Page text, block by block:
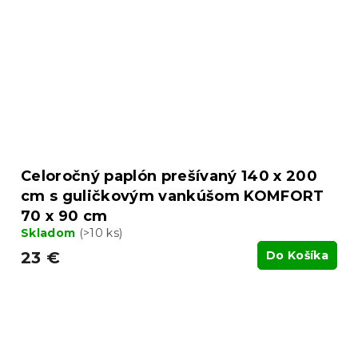
Celoročný paplón prešívaný 140 x 200
cm s guličkovým vankúšom KOMFORT
70 x 90 cm
Skladom (>10 ks)
23 € Do Košíka